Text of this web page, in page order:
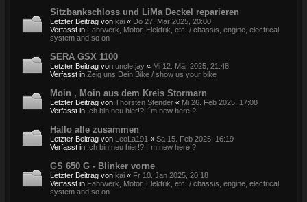
Sitzbankschloss und LiMa Deckel reparieren
Letzter Beitrag von kai « Do 27. Mär 2025, 20:00
Verfasst in Fahrwerk, Motor, Elektrik, etc. / chassis, engine, electrical
system and so on
SERA GSX 1100
Letzter Beitrag von uncle.jay « Mi 12. Mär 2025, 21:48
Verfasst in Zeig uns Dein Bike / show us your bike
Moin , Moin aus dem Kreis Stormarn
Letzter Beitrag von Thorsten Stender « Mi 26. Feb 2025, 17:08
Verfasst in Ich bin neu hier!? I´m new here!?
Hallo alle zusammen
Letzter Beitrag von LeoLa191 « Sa 15. Feb 2025, 16:19
Verfasst in Ich bin neu hier!? I´m new here!?
GS 650 G - Blinker vorne
Letzter Beitrag von kai « Fr 10. Jan 2025, 20:18
Verfasst in Fahrwerk, Motor, Elektrik, etc. / chassis, engine, electrical
system and so on